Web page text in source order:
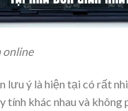
online
lưu ý là hiện tại có rất
tính khác nhau và không